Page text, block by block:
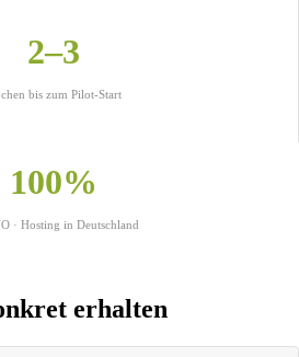
2–3
bis zum Pilot-Start
100%
· Hosting in Deutschland
erhalten